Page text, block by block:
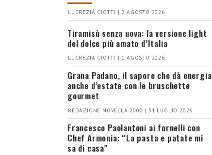
LUCREZIA CIOTTI | 2 AGOSTO 2026
Tiramisù senza uova: la versione light
del dolce più amato d’Italia
LUCREZIA CIOTTI | 1 AGOSTO 2026
Grana Padano, il sapore che dà energia
anche d’estate con le bruschette
gourmet
REDAZIONE NOVELLA 2000 | 31 LUGLIO 2026
Francesco Paolantoni ai fornelli con
Chef Armonia: “La pasta e patate mi
sa di casa”